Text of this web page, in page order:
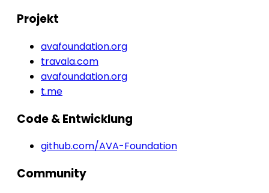
Projekt
avafoundation.org
travala.com
avafoundation.org
t.me
Code & Entwicklung
github.com/AVA-Foundation
Community